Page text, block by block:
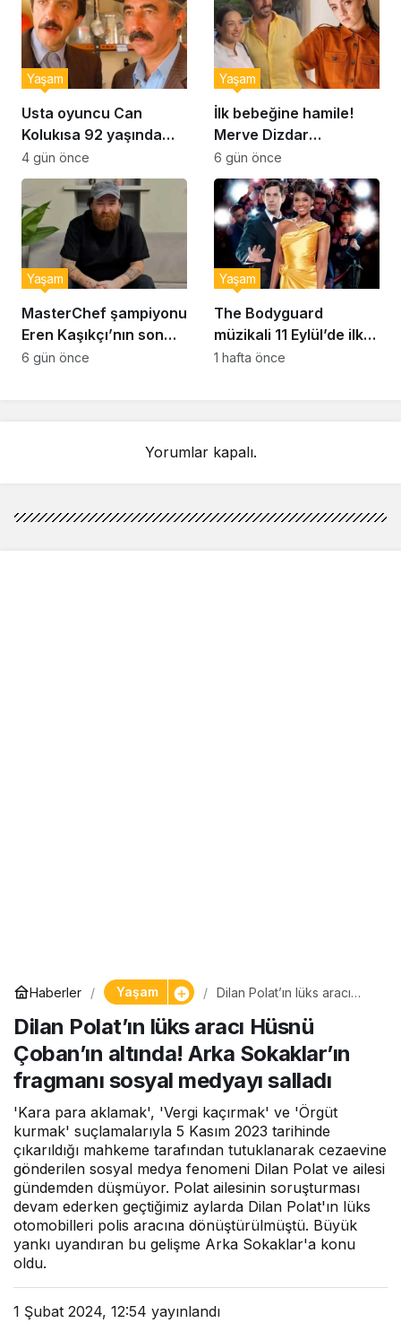
Usta oyuncu Can
Kolukısa 92 yaşında
hayatını kaybetti
Yaşam
4 gün önce
İlk bebeğine hamile!
Merve Dizdar
sessizliğini bozdu: ‘İsim
bulmak çok zor’
Yaşam
6 gün önce
MasterChef şampiyonu
Eren Kaşıkçı’nın son
anlarındaki kahreden
Yaşam
6 gün önce
The Bodyguard
müzikali 11 Eylül’de ilk
kez Türkiye’de
Yaşam
1 hafta önce
Yorumlar kapalı.
Haberler Yaşam
Dilan Polat’ın lüks aracı
Arka Sokaklar’ın fragmanı
sosyal medyayı salladı
Dilan Polat’ın lüks aracı Hüsnü
Çoban’ın altında! Arka Sokaklar’ın
fragmanı sosyal medyayı salladı
'Kara para aklamak', 'Vergi kaçırmak' ve 'Örgüt
kurmak' suçlamalarıyla 5 Kasım 2023 tarihinde
çıkarıldığı mahkeme tarafından tutuklanarak cezaevine
gönderilen sosyal medya fenomeni Dilan Polat ve ailesi
gündemden düşmüyor. Polat ailesinin soruşturması
devam ederken geçtiğimiz aylarda Dilan Polat'ın lüks
otomobilleri polis aracına dönüştürülmüştü. Büyük
yankı uyandıran bu gelişme Arka Sokaklar'a konu
oldu.
1 Şubat 2024, 12:54 yayınlandı